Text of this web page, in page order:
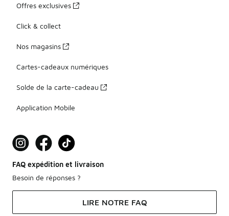
Offres exclusives
Click & collect
Nos magasins
Cartes-cadeaux numériques
Solde de la carte-cadeau
Application Mobile
FAQ expédition et livraison
Besoin de réponses ?
LIRE NOTRE FAQ